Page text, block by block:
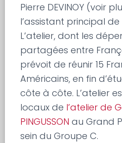
Pierre DEVINOY (voir
l’assistant principal de
L’atelier, dont les
partagées entre
prévoit de réunir 15
Américains, en fin
côte à côte. L’atelier
locaux de l’atelier de
PINGUSSON au Grand
sein du Groupe C.